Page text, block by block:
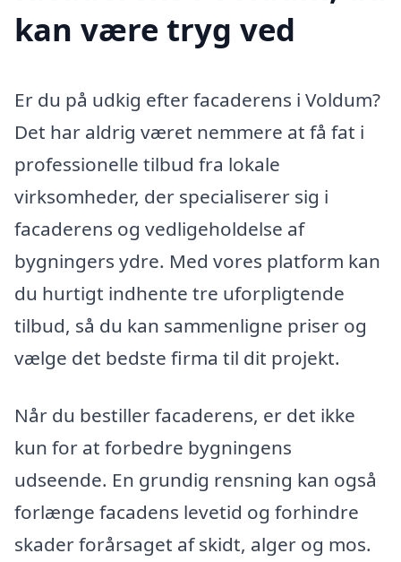
kan være tryg ved
Er du på udkig efter facaderens i Voldum?
Det har aldrig været nemmere at få fat i
professionelle tilbud fra lokale
virksomheder, der specialiserer sig i
facaderens og vedligeholdelse af
bygningers ydre. Med vores platform kan
du hurtigt indhente tre uforpligtende
tilbud, så du kan sammenligne priser og
vælge det bedste firma til dit projekt.
Når du bestiller facaderens, er det ikke
kun for at forbedre bygningens
udseende. En grundig rensning kan også
forlænge facadens levetid og forhindre
skader forårsaget af skidt, alger og mos.